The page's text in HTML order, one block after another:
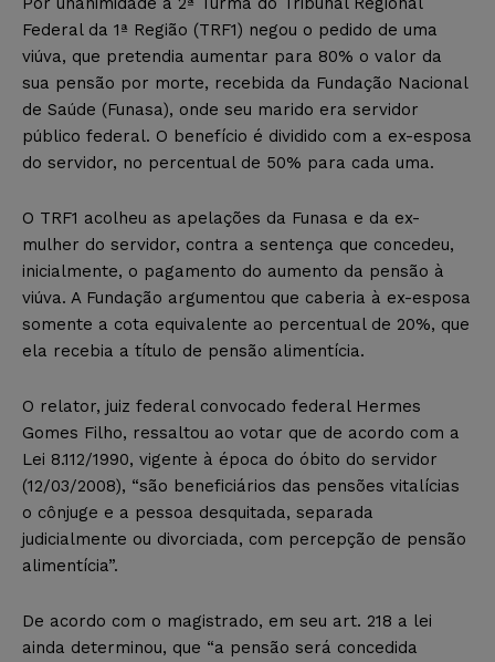
Federal da 1ª Região (TRF1) negou o pedido de uma
viúva, que pretendia aumentar para 80% o valor da
sua pensão por morte, recebida da Fundação Nacional
de Saúde (Funasa), onde seu marido era servidor
público federal. O benefício é dividido com a ex-esposa
do servidor, no percentual de 50% para cada uma.
O TRF1 acolheu as apelações da Funasa e da ex-
mulher do servidor, contra a sentença que concedeu,
inicialmente, o pagamento do aumento da pensão à
viúva. A Fundação argumentou que caberia à ex-esposa
somente a cota equivalente ao percentual de 20%, que
ela recebia a título de pensão alimentícia.
O relator, juiz federal convocado federal Hermes
Gomes Filho, ressaltou ao votar que de acordo com a
Lei 8.112/1990, vigente à época do óbito do servidor
(12/03/2008), “são beneficiários das pensões vitalícias
o cônjuge e a pessoa desquitada, separada
judicialmente ou divorciada, com percepção de pensão
alimentícia”.
De acordo com o magistrado, em seu art. 218 a lei
ainda determinou, que “a pensão será concedida